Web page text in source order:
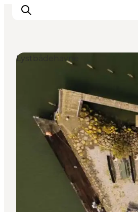
Oplevelser og aktiviteter
Planlæg din tur
Byer og steder
Guides
Det sker
For børn
Lystbådehavne